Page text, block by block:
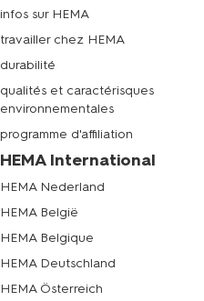
infos sur HEMA
travailler chez HEMA
durabilité
qualités et caractérisques
environnementales
programme d'affiliation
HEMA International
HEMA Nederland
HEMA België
HEMA Belgique
HEMA Deutschland
HEMA Österreich